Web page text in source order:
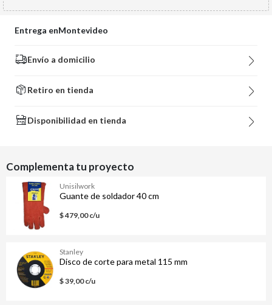
Entrega enMontevideo
Envío a domicilio
Retiro en tienda
Disponibilidad en tienda
Complementa tu proyecto
Unisilwork
Guante de soldador 40 cm
$ 479,00 c/u
Stanley
Disco de corte para metal 115 mm
$ 39,00 c/u